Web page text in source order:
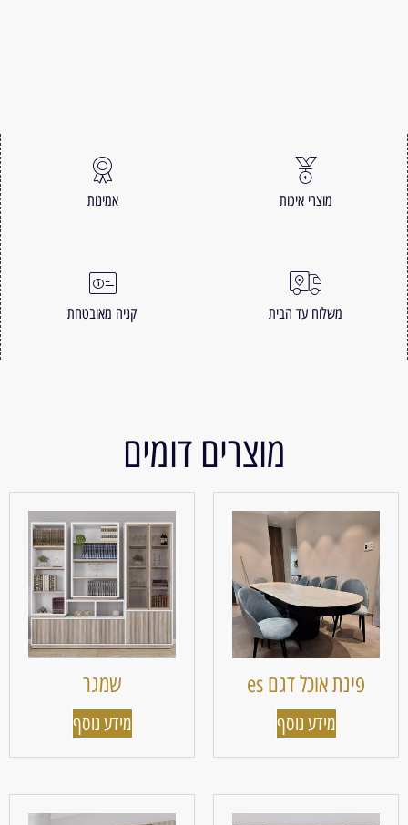
מוצרי איכות אמינות
משלוח עד הבית קניה מאובטחת
מוצרים דומים
פינת אוכל דגם es
מידע נוסף
שמגר
מידע נוסף